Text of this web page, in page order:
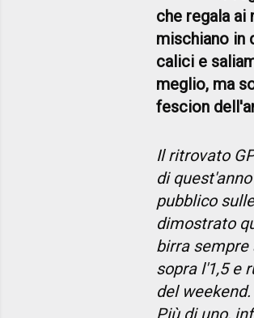
che regala ai
mischiano in
calici e
meglio, ma
fescion
Il ritrovato
di
pubblico
dimostrato
birra sempre
sopra l'1,5 e
del